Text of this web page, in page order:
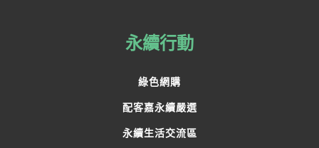
永續行動
綠色網購
配客嘉永續嚴選
永續生活交流區